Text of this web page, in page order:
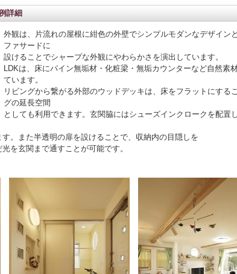
詳細
外観は、片流れの屋根に紺色の外壁でシンプルモダンなデザイン
ファサードに
設けることでシャープな外観にやわらかさを演出しています。
LDKは、床にパイン無垢材・化粧梁・無垢カウンターなど自然素
ています。
リビングから繋がる外部のウッドデッキは、床をフラットにする
グの延長空間
としても利用できます。玄関脇にはシューズインクロークを配置
。また半透明の扉を設けることで、収納内の目隠しを
を玄関まで通すことが可能です。